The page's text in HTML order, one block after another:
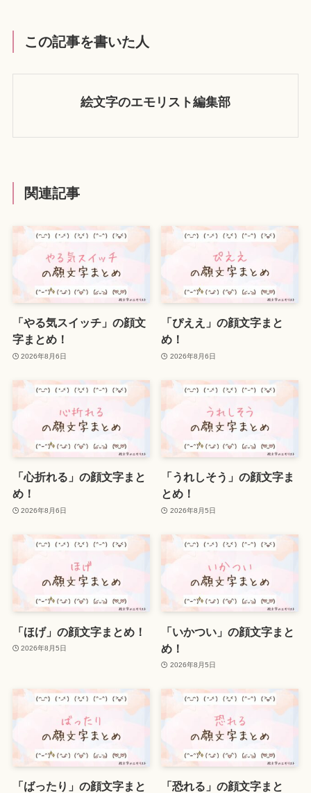
この記事を書いた人
絵文字のエモリスト編集部
関連記事
「やる気スイッチ」の顔文
字まとめ！
2026年8月6日
「ぴええ」の顔文字まと
め！
2026年8月6日
「心折れる」の顔文字まと
め！
2026年8月6日
「うれしそう」の顔文字ま
とめ！
2026年8月5日
「ほげ」の顔文字まとめ！
2026年8月5日
「いかつい」の顔文字まと
め！
2026年8月5日
「ばったり」の顔文字まと
「恐れる」の顔文字まと